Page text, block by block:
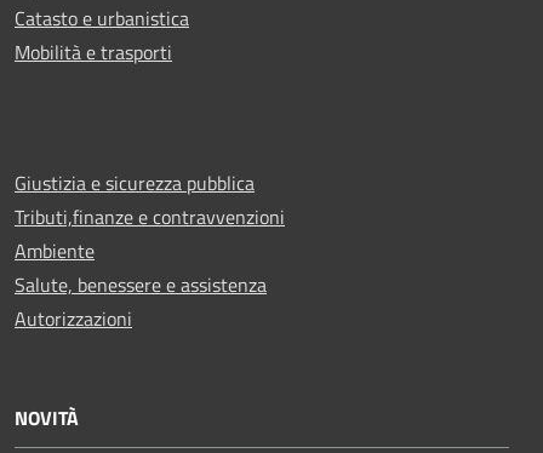
Catasto e urbanistica
Mobilità e trasporti
Giustizia e sicurezza pubblica
Tributi,finanze e contravvenzioni
Ambiente
Salute, benessere e assistenza
Autorizzazioni
NOVITÀ